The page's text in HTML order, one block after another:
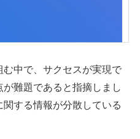
中で、サクセスが実現で
難題であると指摘しまし
する情報が分散している